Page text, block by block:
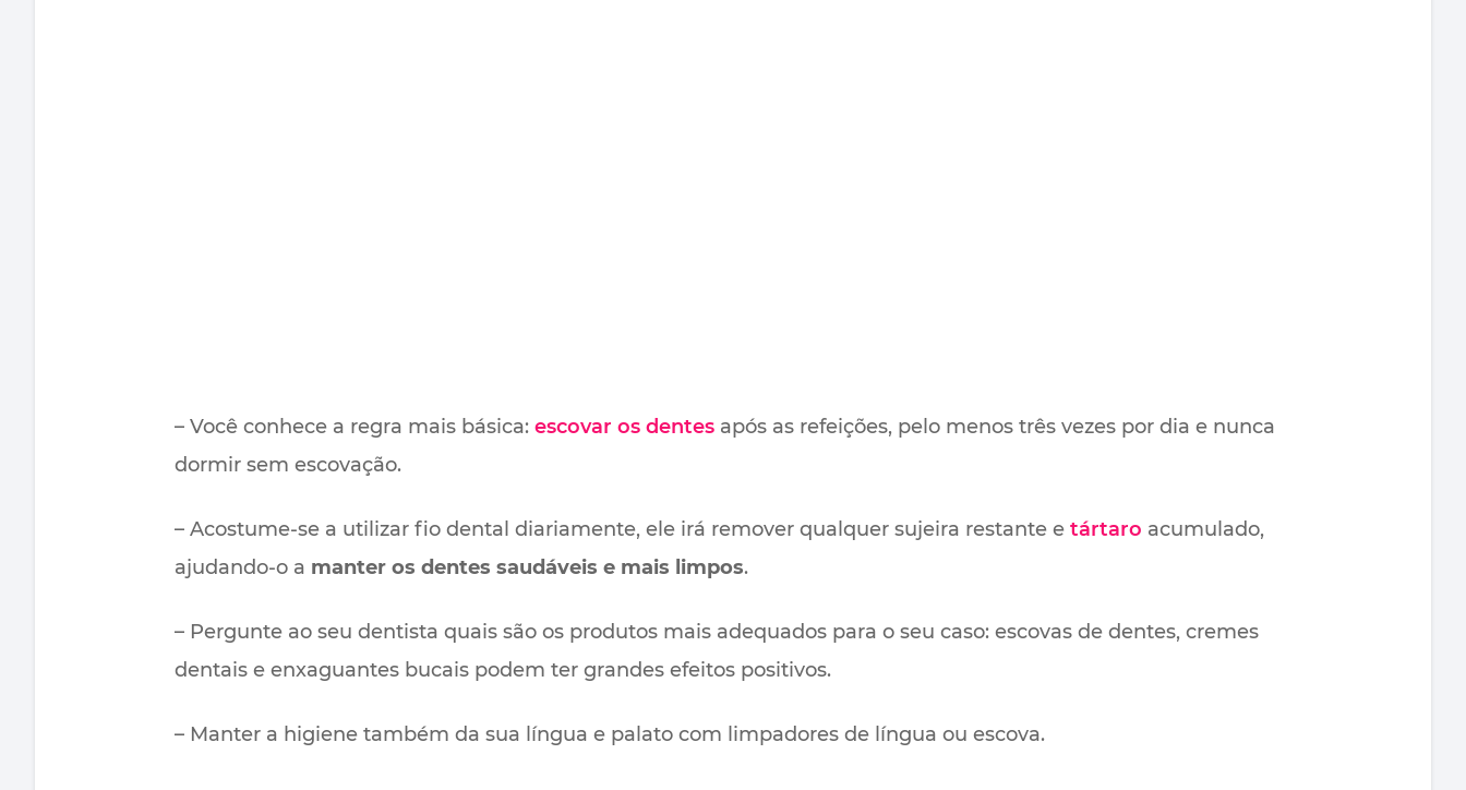
– Você conhece a regra mais básica: escovar os dentes após as refeições, pelo menos três vezes por dia e nunca
dormir sem escovação.
– Acostume-se a utilizar fio dental diariamente, ele irá remover qualquer sujeira restante e tártaro acumulado,
ajudando-o a manter os dentes saudáveis ​​e mais limpos.
– Pergunte ao seu dentista quais são os produtos mais adequados para o seu caso: escovas de dentes, cremes
dentais e enxaguantes bucais podem ter grandes efeitos positivos.
– Manter a higiene também da sua língua e palato com limpadores de língua ou escova.